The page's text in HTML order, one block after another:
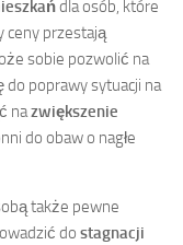
dla osób, które
ceny przestają
sobie pozwolić na
do poprawy sytuacji na
nazwiększenie
do obaw o nagłe
także pewne
do stagnacji